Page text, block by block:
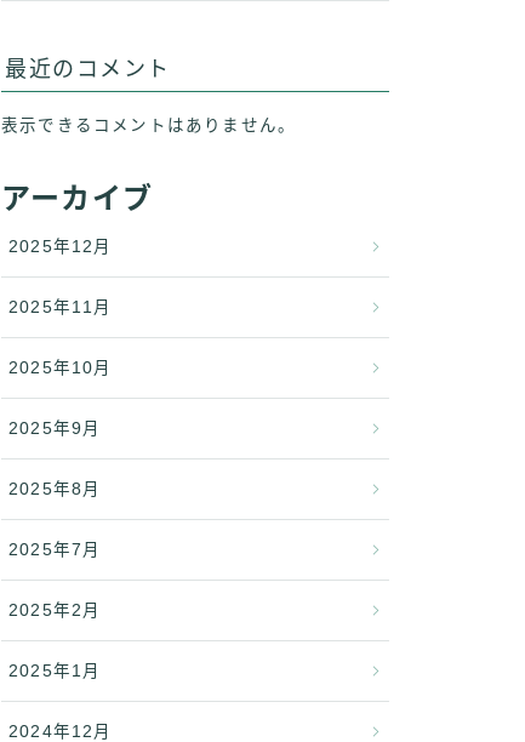
最近のコメント
表示できるコメントはありません。
アーカイブ
2025年12月
2025年11月
2025年10月
2025年9月
2025年8月
2025年7月
2025年2月
2025年1月
2024年12月